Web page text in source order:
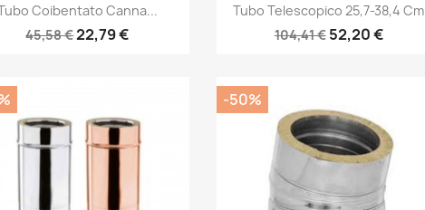
Anteprima
Coibentato Canna...
45,58 €22,79 €
Anteprima
Tubo Telescopico 25,7-38,4 Cm
104,41 € 52,20 €
-50%